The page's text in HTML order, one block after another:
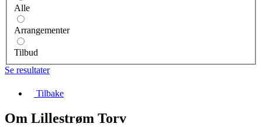
Alle
Arrangementer
Tilbud
Se resultater
Tilbake
Om Lillestrøm Torv